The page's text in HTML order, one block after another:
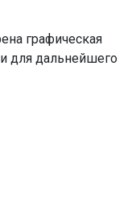
графическая
для дальнейшего